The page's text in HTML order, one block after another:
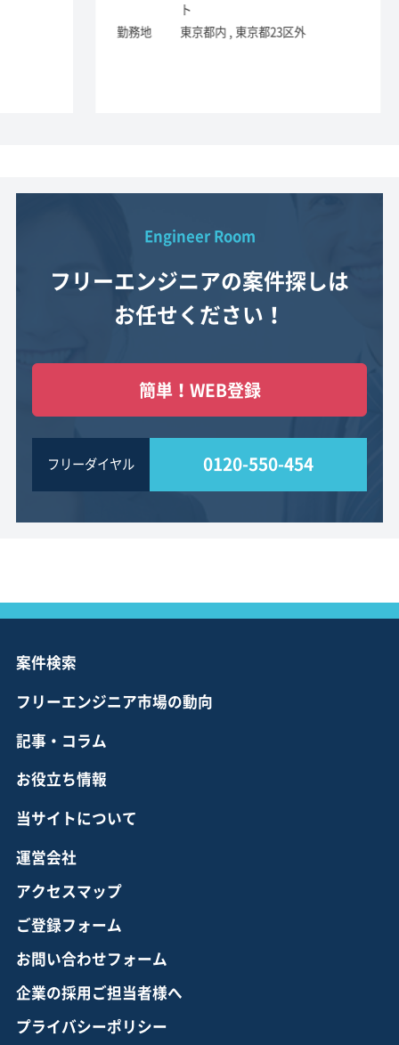
東京都内 , 東京都23区外
Engineer Room
フリーエンジニアの案件探しは
お任せください！
簡単！WEB登録
フリーダイヤル 0120-550-454
案件検索
フリーエンジニア市場の動向
記事・コラム
お役立ち情報
当サイトについて
運営会社
アクセスマップ
ご登録フォーム
お問い合わせフォーム
企業の採用ご担当者様へ
プライバシーポリシー